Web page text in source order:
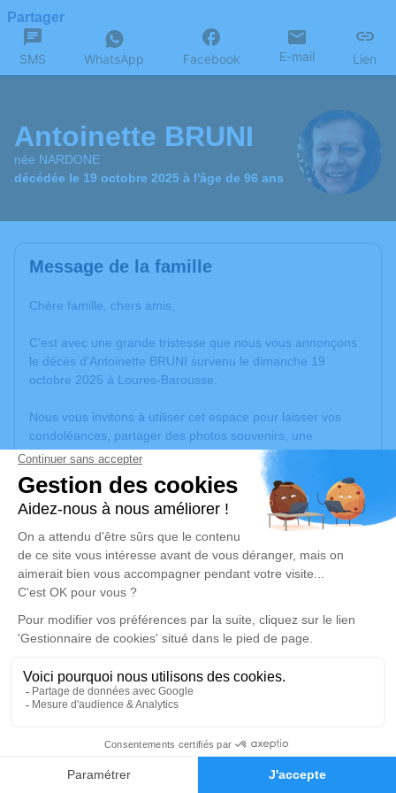
Faire-part Hommages
Partager
SMS WhatsApp Facebook E-mail Lien
Antoinette BRUNI
née NARDONE
décédée le 19 octobre 2025 à l'âge de 96 ans
Message de la famille
Chère famille, chers amis,
C’est avec une grande tristesse que nous vous annonçons
le décès d’Antoinette BRUNI survenu le dimanche 19
octobre 2025 à Loures-Barousse.
Nous vous invitons à utiliser cet espace pour laisser vos
condoléances, partager des photos souvenirs, une
anecdote ou exprimer vos pensées à travers des poèmes
ou des textes. Cet endroit est un lieu d'expression dédié à
honorer la mémoire d’Antoinette BRUNI.
Un service de plantation d’arbre hommage estdisponible
vendredi 24 octobre 2025 à 15h00
Eglise de Villeneuve de Rivère de Villeneuve-
31800 Villeneuve-de-Rivière